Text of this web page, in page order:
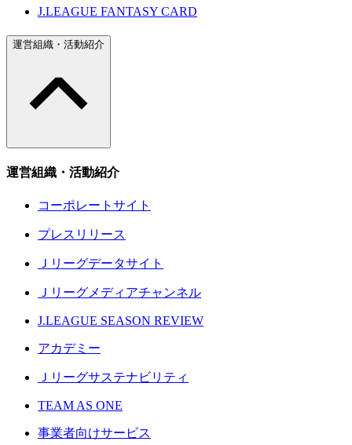
J.LEAGUE FANTASY CARD
運営組織・活動紹介
運営組織・活動紹介
コーポレートサイト
プレスリリース
Ｊリーグデータサイト
Ｊリーグメディアチャンネル
J.LEAGUE SEASON REVIEW
アカデミー
Ｊリーグサステナビリティ
TEAM AS ONE
事業者向けサービス